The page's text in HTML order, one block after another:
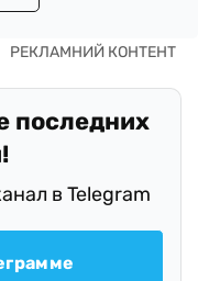
последних
в Telegram